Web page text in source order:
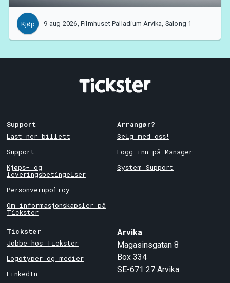
Kjøp 9 aug 2026, Filmhuset Palladium Arvika, Salong 1
Support
Last ner billett
Support
Kjøps- og
leveringsbetingelser
Personvernpolicy
Om informasjonskapsler på
Tickster
Arrangør?
Selg med oss!
Logg inn på Manager
System Support
Tickster
Jobbe hos Tickster
Logotyper og medier
LinkedIn
Arvika
Magasinsgatan 8
Box 334
SE-671 27 Arvika